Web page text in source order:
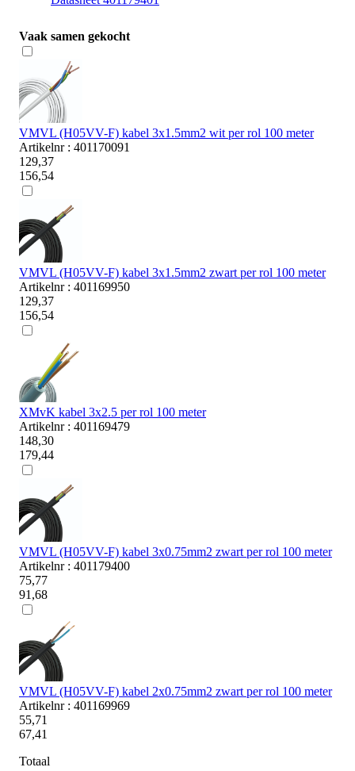
Vaak samen gekocht
VMVL (H05VV-F) kabel 3x1.5mm2 wit per rol 100 meter
Artikelnr : 401170091
129,37
156,54
VMVL (H05VV-F) kabel 3x1.5mm2 zwart per rol 100 meter
Artikelnr : 401169950
129,37
156,54
XMvK kabel 3x2.5 per rol 100 meter
Artikelnr : 401169479
148,30
179,44
VMVL (H05VV-F) kabel 3x0.75mm2 zwart per rol 100 meter
Artikelnr : 401179400
75,77
91,68
VMVL (H05VV-F) kabel 2x0.75mm2 zwart per rol 100 meter
Artikelnr : 401169969
55,71
67,41
Totaal